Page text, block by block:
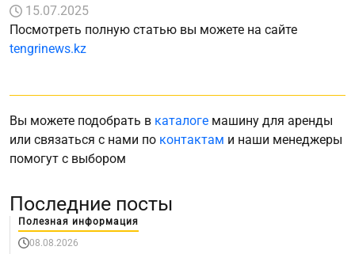
15.07.2025
Посмотреть полную статью вы можете на сайте
tengrinews.kz
Вы можете подобрать в каталоге машину для аренды
или связаться с нами по контактам и наши менеджеры
помогут с выбором
Последние посты
Полезная информация
08.08.2026